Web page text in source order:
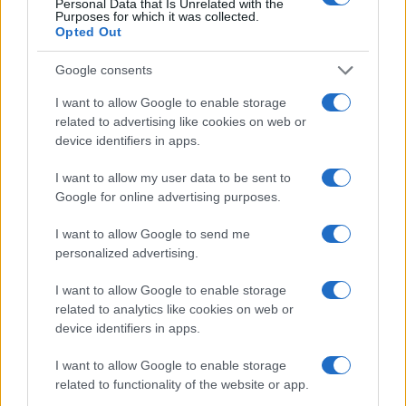
Personal Data that Is Unrelated with the
Purposes for which it was collected.
Opted Out
Google consents
I want to allow Google to enable storage
related to advertising like cookies on web or
device identifiers in apps.
I want to allow my user data to be sent to
Google for online advertising purposes.
I want to allow Google to send me
personalized advertising.
I want to allow Google to enable storage
related to analytics like cookies on web or
device identifiers in apps.
I want to allow Google to enable storage
related to functionality of the website or app.
percentuale squadre con staff misto, beneficiari
delle borse e tasso di permanenza.
Ulteriori pratiche replicabili: regolamento linguistico
non discriminatorio, format standard per presentare
gli impatti nelle riunioni, accordi con trasporti locali
per facilitare l’accesso. La semplicità di
implementazione è decisiva: checklist di una
Col tempo, le realtà possono passare da KPI di
della soddisfazione, riduzione dell’abbandono,
equilibrio negli incarichi. Il valore sta nella coerenza
Dal piano all’azione quotidiana